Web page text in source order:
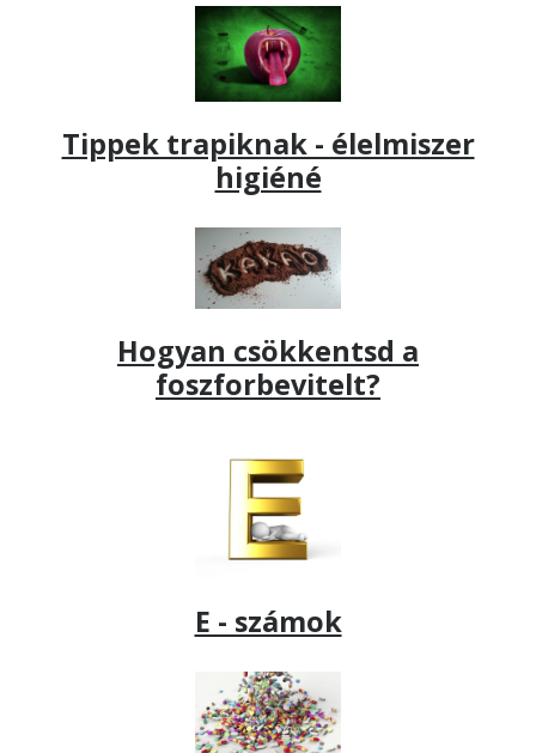
Tippek trapiknak - élelmiszer
higiéné
Hogyan csökkentsd a
foszforbevitelt?
E - számok